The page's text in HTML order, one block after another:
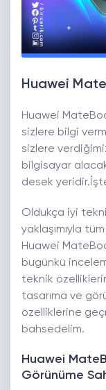
Huawei
Huawei
sizlere bilgi
sizlere
bilgisayar
desek
Oldukça iyi
yaklaşımıyla
Huawei
bugünkü
teknik
tasarıma ve
özelliklerine
bahsedelim.
Huawei
Görünüme